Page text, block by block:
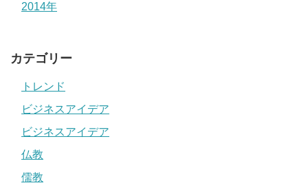
2014年
カテゴリー
トレンド
ビジネスアイデア
ビジネスアイデア
仏教
儒教